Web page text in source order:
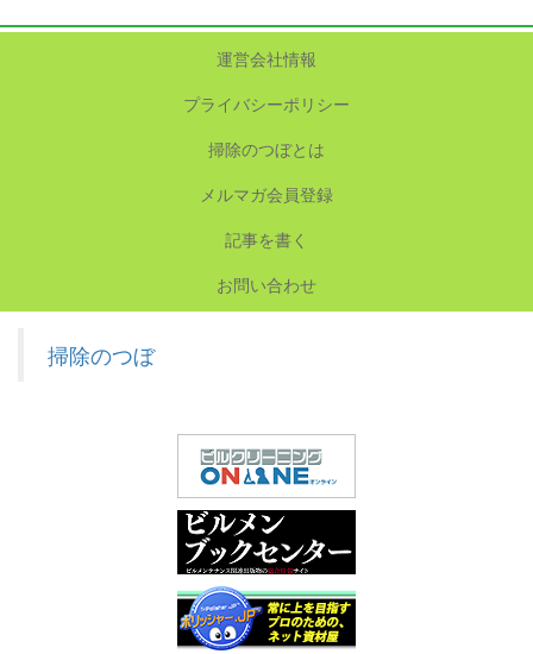
運営会社情報
プライバシーポリシー
掃除のつぼとは
メルマガ会員登録
記事を書く
お問い合わせ
掃除のつぼ